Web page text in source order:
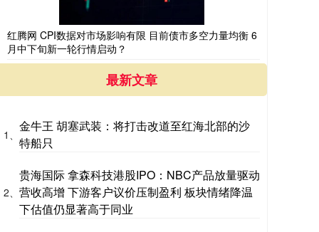
红腾网 CPI数据对市场影响有限 目前债市多空力量均衡 6
月中下旬新一轮行情启动？
最新文章
1、
金牛王 胡塞武装：将打击改道至红海北部的沙
特船只
2、
贵海国际 拿森科技港股IPO：NBC产品放量驱动
营收高增 下游客户议价压制盈利 板块情绪降温
下估值仍显著高于同业